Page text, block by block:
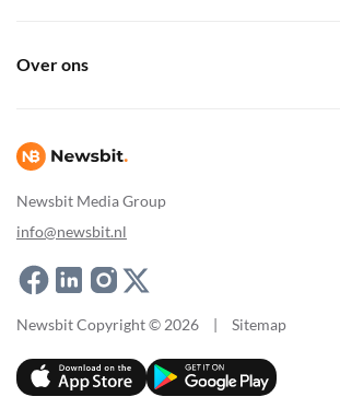
Newsbit Media Group
info@newsbit.nl
Over ons
Newsbit Copyright © 2026 | Sitemap